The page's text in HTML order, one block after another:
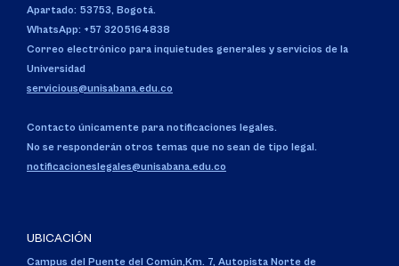
Apartado: 53753, Bogotá.
WhatsApp: +57 3205164838
Correo electrónico para inquietudes generales y servicios de la
Universidad
servicious@unisabana.edu.co
Contacto únicamente para notificaciones legales.
No se responderán otros temas que no sean de tipo legal.
notificacioneslegales@unisabana.edu.co
UBICACIÓN
Campus del Puente del Común,Km. 7, Autopista Norte de